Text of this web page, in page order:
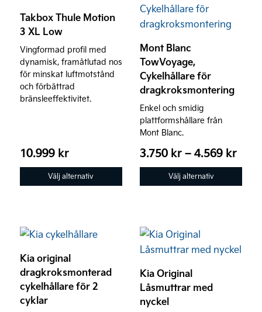
Takbox Thule Motion
3 XL Low
Vingformad profil med
dynamisk, framåtlutad nos
för minskat luftmotstånd
och förbättrad
bränsleeffektivitet.
10.999 kr
Välj alternativ
har
flera
varianter.
De
olika
alternativen
produktsidan
Mont Blanc
TowVoyage,
Cykelhållare för
dragkroksmontering
Enkel och smidig
plattformshållare från
Mont Blanc.
3.750 kr–4.569 kr
Välj alternativ
produkten
har
varianter.
De
olika
alternativen
kan
väljas
produktsidan
Kia original
dragkroksmonterad
cykelhållare för 2
cyklar
Kia Original
Låsmuttrar med
nyckel